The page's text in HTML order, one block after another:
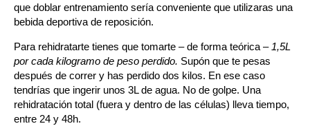
que doblar entrenamiento sería conveniente que utilizaras una
bebida deportiva de reposición.
Para rehidratarte tienes que tomarte – de forma teórica – 1,5L
por cada kilogramo de peso perdido. Supón que te pesas
después de correr y has perdido dos kilos. En ese caso
tendrías que ingerir unos 3L de agua. No de golpe. Una
rehidratación total (fuera y dentro de las células) lleva tiempo,
entre 24 y 48h.